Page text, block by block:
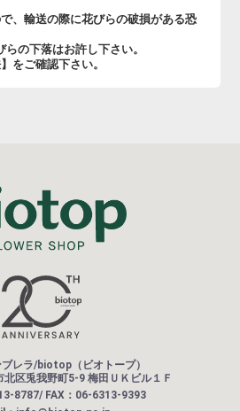
、輸送の際に花びらの破損がある恐
の下落はお許し下さい。
をご確認下さい。
レラ/biotop（ビオトープ）
区兎我野町5-9 梅田ＵＫビル１Ｆ
8787/ FAX：06-6313-9393